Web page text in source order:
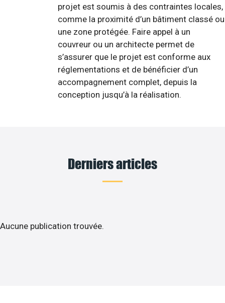
projet est soumis à des contraintes locales,
comme la proximité d’un bâtiment classé ou
une zone protégée. Faire appel à un
couvreur ou un architecte permet de
s’assurer que le projet est conforme aux
réglementations et de bénéficier d’un
accompagnement complet, depuis la
conception jusqu’à la réalisation.
Derniers articles
Aucune publication trouvée.